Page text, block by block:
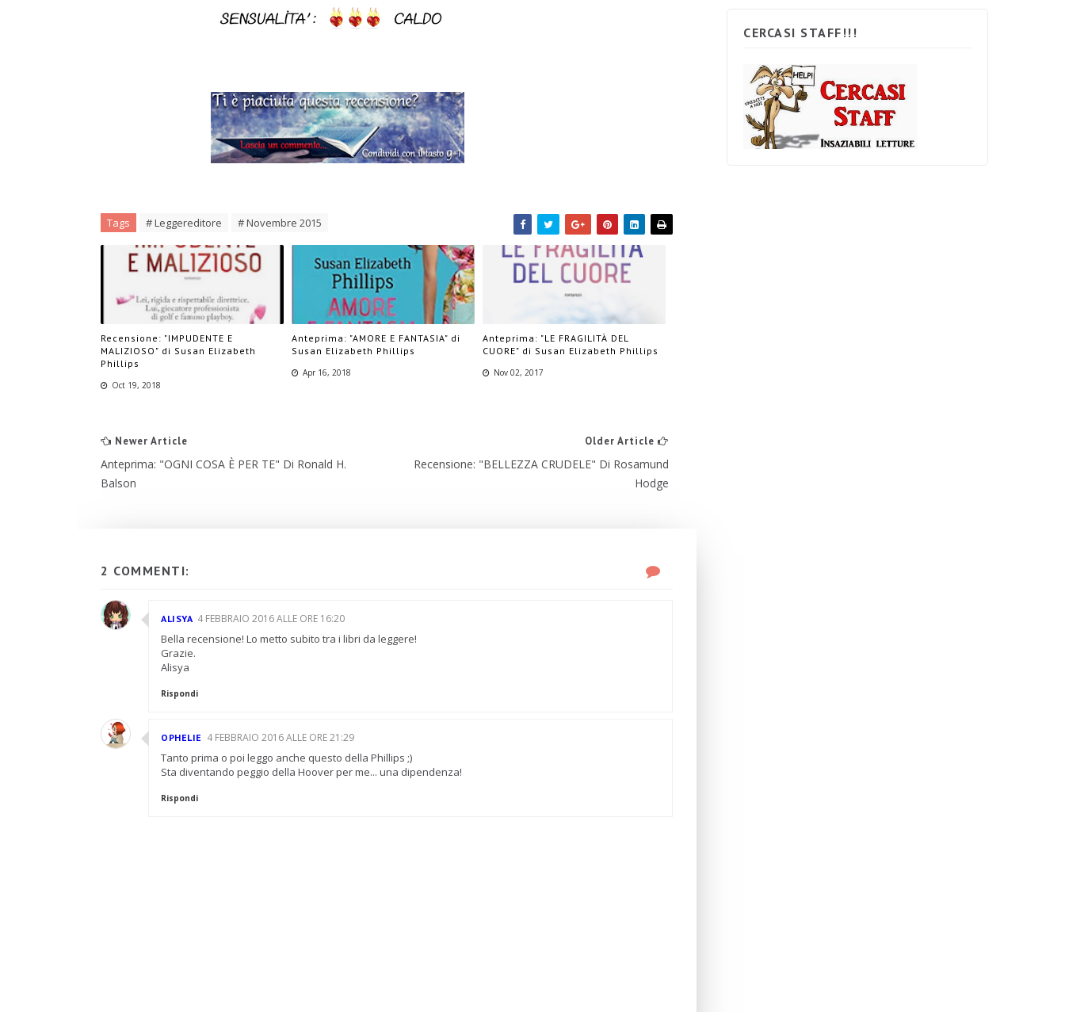
Tags # Leggereditore # Novembre 2015
Recensione: "IMPUDENTE E
MALIZIOSO" di Susan Elizabeth
Phillips
Oct 19, 2018
Anteprima: "AMORE E FANTASIA" di
Susan Elizabeth Phillips
Apr 16, 2018
Anteprima: "LE FRAGILITÀ DEL
CUORE" di Susan Elizabeth Phillips
Nov 02, 2017
Newer Article
Anteprima: "OGNI COSA È PER TE" Di Ronald H.
Balson
Older Article
Recensione: "BELLEZZA CRUDELE" Di Rosamund
Hodge
2 COMMENTI:
ALISYA 4 FEBBRAIO 2016 ALLE ORE 16:20
Bella recensione! Lo metto subito tra i libri da leggere!
Grazie.
Alisya
Rispondi
OPHELIE 4 FEBBRAIO 2016 ALLE ORE 21:29
Tanto prima o poi leggo anche questo della Phillips ;)
Sta diventando peggio della Hoover per me... una dipendenza!
Rispondi
CERCASI STAFF!!!